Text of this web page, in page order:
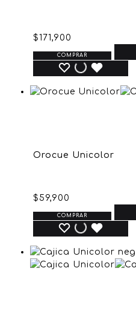
$171,900
COMPRAR
Orocue Unicolor
$ 59,900
COMPRAR